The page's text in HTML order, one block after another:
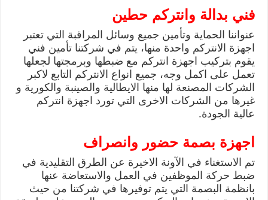
فني بدالة وانتركم حطين
عنواننا الحماية وتأمين جميع وسائل المراقبة التي تعتبر
اجهزة الانتركم واحدة منها، يتم في شركتنا تأمين فني
يقوم بتركيب اجهزة انتركم مع ضبطها وبرمجتها لجعلها
تعمل على اكمل وجه، جميع انواع الانتركم التابع لاكبر
الشركات المصنعة لها منها الايطالية والصينبة والكورية و
غيرها من الشركات الاخرى التي تورد اجهزة انتركم
عالية الجودة.
اجهزة بصمة حضور وانصراف
تم الاستغناء في الآونة الاخيرة عن الطرق التقليدية في
ضبط حركة الموظفين في العمل والاستعاضة عنها
بانظمة البصمة التي يتم توفيرها في شركتنا من حيث